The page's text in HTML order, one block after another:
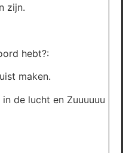
zijn.
hebt?:
maken.
de lucht en Zuuuuuu